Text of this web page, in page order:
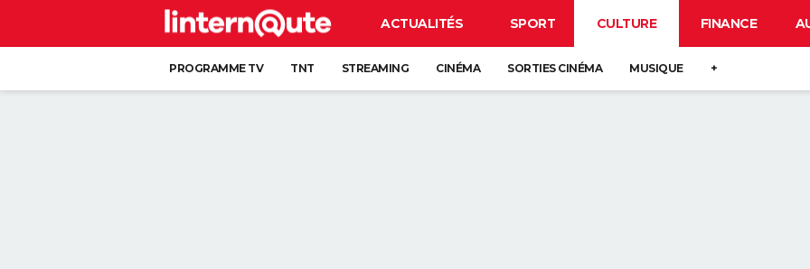
ACTUALITÉS SPORT CULTURE FINANCE
PROGRAMME TV TNT STREAMING CINÉMA SORTIES CINÉMA MUSIQUE +